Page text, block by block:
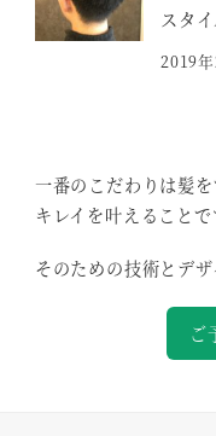
スタ
2019
一番のこだわりは髪
キレイを叶えることで
そのための技術とデ
ご